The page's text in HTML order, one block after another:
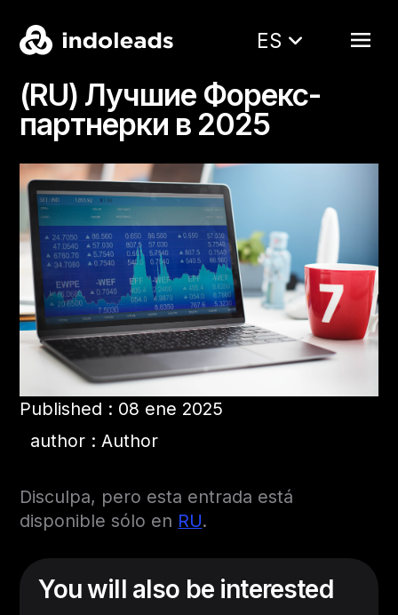
ES
(RU) Лучшие Форекс-
партнерки в 2025
Published : 08 ene 2025
author : Author
Disculpa, pero esta entrada está
disponible sólo en RU.
You will also be interested